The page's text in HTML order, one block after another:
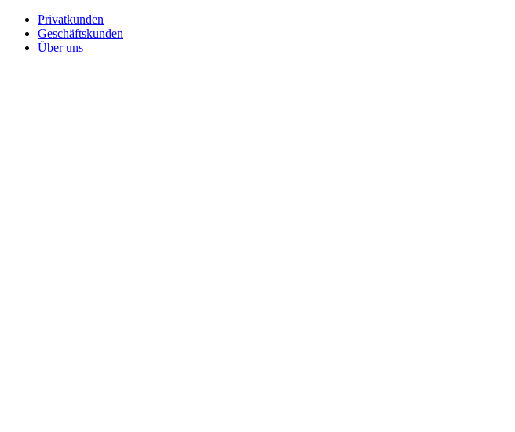
Privatkunden
Geschäftskunden
Über uns